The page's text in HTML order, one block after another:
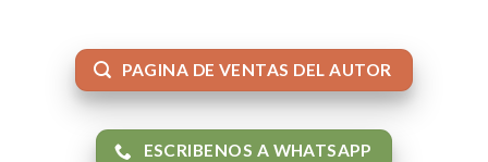
PAGINA DE VENTAS DEL AUTOR
ESCRIBENOS A WHATSAPP